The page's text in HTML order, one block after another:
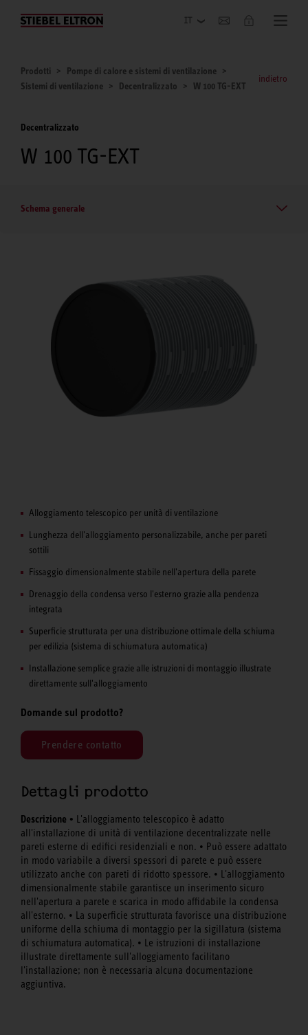
Azienda
Prodotti
Pompe di calore e sistemi di ventilazione
Sistemi di ventilazione
Decentralizzato W 100 TG-EXT
indietro
Decentralizzato
W 100 TG-EXT
Schema generale
Alloggiamento telescopico per unità di ventilazione
Lunghezza dell'alloggiamento personalizzabile, anche per pareti
sottili
Fissaggio dimensionalmente stabile nell'apertura della parete
Drenaggio della condensa verso l'esterno grazie alla pendenza
integrata
Superficie strutturata per una distribuzione ottimale della schiuma
per edilizia (sistema di schiumatura automatica)
Installazione semplice grazie alle istruzioni di montaggio illustrate
direttamente sull'alloggiamento
Domande sul prodotto?
Prendere contatto
Dettagli prodotto
Descrizione •
L'alloggiamento telescopico è adatto
all'installazione di unità di ventilazione decentralizzate nelle
pareti esterne di edifici residenziali e non. • Può essere adattato
in modo variabile a diversi spessori di parete e può essere
utilizzato anche con pareti di ridotto spessore. • L'alloggiamento
dimensionalmente stabile garantisce un inserimento sicuro
nell'apertura a parete e scarica in modo affidabile la condensa
all'esterno. • La superficie strutturata favorisce una distribuzione
uniforme della schiuma di montaggio per la sigillatura (sistema
di schiumatura automatica). • Le istruzioni di installazione
illustrate direttamente sull'alloggiamento facilitano
l'installazione; non è necessaria alcuna documentazione
aggiuntiva.